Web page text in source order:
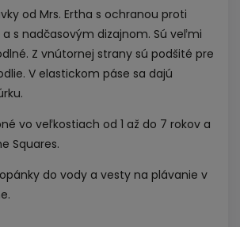
od Mrs. Ertha s ochranou proti
a s nadčasovým dizajnom. Sú veľmi
Z vnútornej strany sú podšité pre
V elastickom páse sa dajú
vo veľkostiach od 1 až do 7 rokov a
Squares.
do vody a vesty na plávanie v